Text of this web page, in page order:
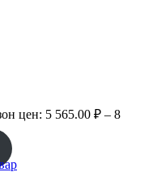
цен: 5 565.00 ₽ – 8